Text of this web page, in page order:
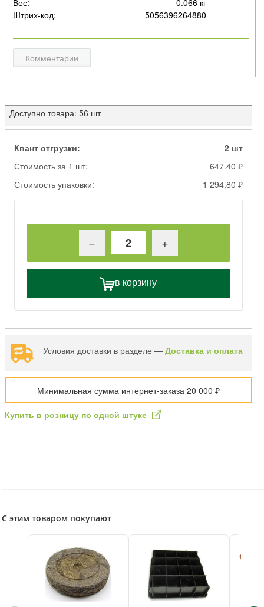
Штрих-код:
5056396264880
Комментарии
Доступно товара: 56 шт
Квант отгрузки:
2 шт
Стоимость за 1 шт:
647.40 ₽
Стоимость упаковки:
1 294,80 ₽
− +
в корзину
Условия доставки в разделе — Доставка и оплата
Минимальная сумма интернет-заказа 20 000 ₽
Купить в розницу по одной штуке
С этим товаром покупают